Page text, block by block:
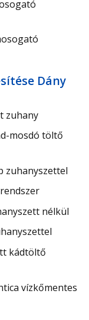
Dány
zuhany
mosdó töltő
zuhanyszettel
nélkül
kádtöltő
vízkőmentes